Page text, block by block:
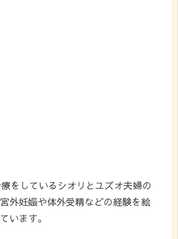
をしているシオリとユズオ夫婦の
外妊娠や体外受精などの経験を絵
います。